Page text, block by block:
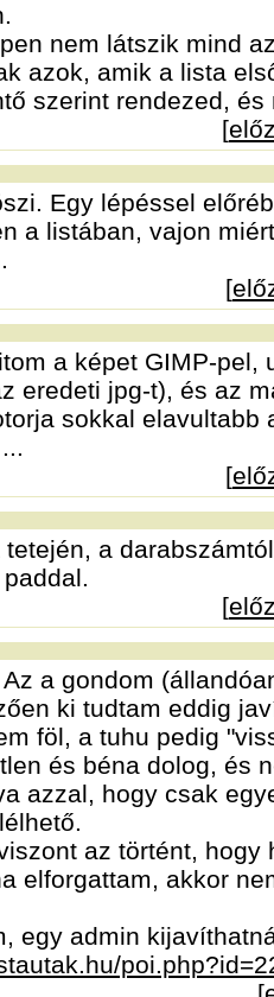
nem látszik mind
azok, amik a lista
szerint rendezed,
[
Egy lépéssel
a listában, vajon
[
a képet GIMP-
eredeti jpg-t), és az
sokkal
[
tetején, a
[
a gondom
ki tudtam eddig
föl, a tuhu pedig
és béna dolog, és
azzal, hogy csak
az történt,
elforgattam, akkor
egy admin